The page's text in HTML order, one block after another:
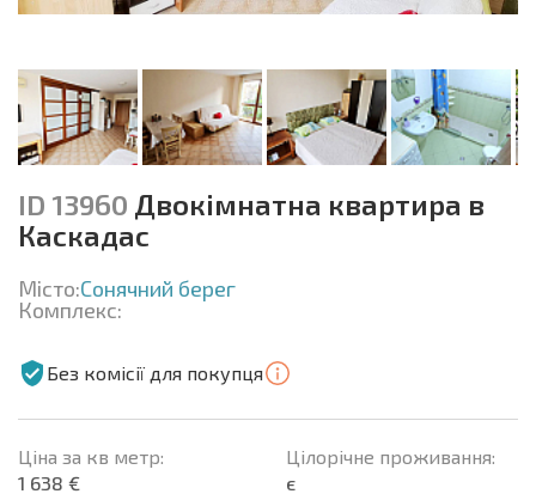
ID 13960 Двокімнатна квартира в
Каскадас
Місто:Сонячний берег
Комплекс:
Без комісії для покупця
Ціна за кв метр:
1 638 €
Цілорічне проживання:
є